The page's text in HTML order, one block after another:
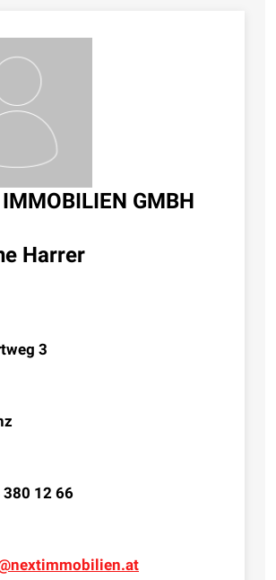
GMBH
Harrer
3
380 12 66